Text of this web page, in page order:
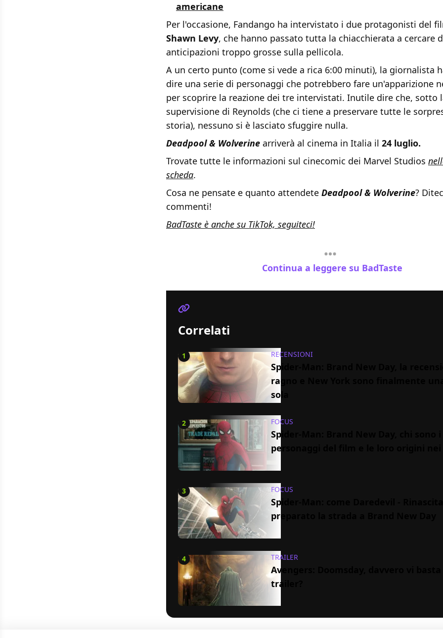
americane
Per l'occasione, Fandango ha intervistato i due protagonisti del
Shawn Levy, che hanno passato tutta la chiacchierata a cercare
anticipazioni troppo grosse sulla pellicola.
A un certo punto (come si vede a rica 6:00 minuti), la giornalista
dire una serie di personaggi che potrebbero fare un'apparizione
per scoprire la reazione dei tre intervistati. Inutile dire che, sotto
supervisione di Reynolds (che ci tiene a preservare tutte le
storia), nessuno si è lasciato sfuggire nulla.
Deadpool & Wolverine arriverà al cinema in Italia il 24 luglio.
Trovate tutte le informazioni sul cinecomic dei Marvel Studios
scheda.
Cosa ne pensate e quanto attendete Deadpool & Wolverine?
commenti!
BadTaste è anche su TikTok, seguiteci!
Continua a leggere su BadTaste
Correlati
1 RECENSIONI
Spider-Man: Brand New Day, la
ragno e New York sono finalmente una
sola
2 FOCUS
Spider-Man: Brand New Day, chi sono i
personaggi del film e le loro origini nei
3 FOCUS
Spider-Man: come Daredevil - Rinascita
preparato la strada a Brand New Day
4 TRAILER
Avengers: Doomsday, davvero vi basta
trailer?